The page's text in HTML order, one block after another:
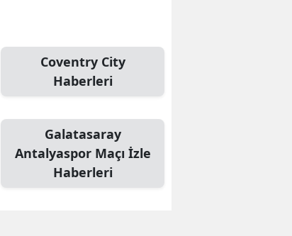
Coventry City
Haberleri
Galatasaray
Antalyaspor Maçı İzle
Haberleri